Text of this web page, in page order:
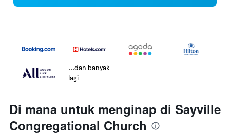
...dan banyak
lagi
Di mana untuk menginap di Sayville
Congregational Church